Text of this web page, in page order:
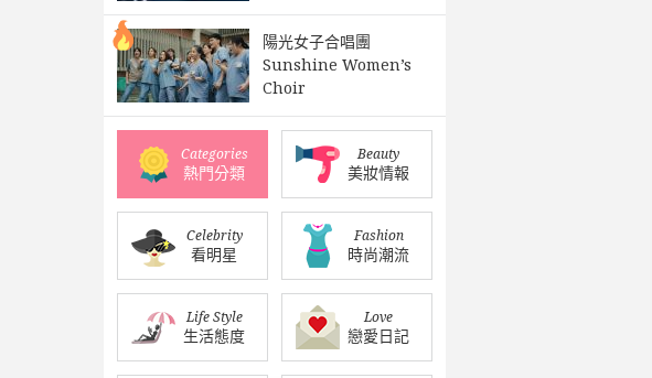
陽光女子合唱團
Sunshine Women’s
Choir
Categories
熱門分類
Beauty
美妝情報
Celebrity
看明星
Fashion
時尚潮流
Life Style
生活態度
Love
戀愛日記